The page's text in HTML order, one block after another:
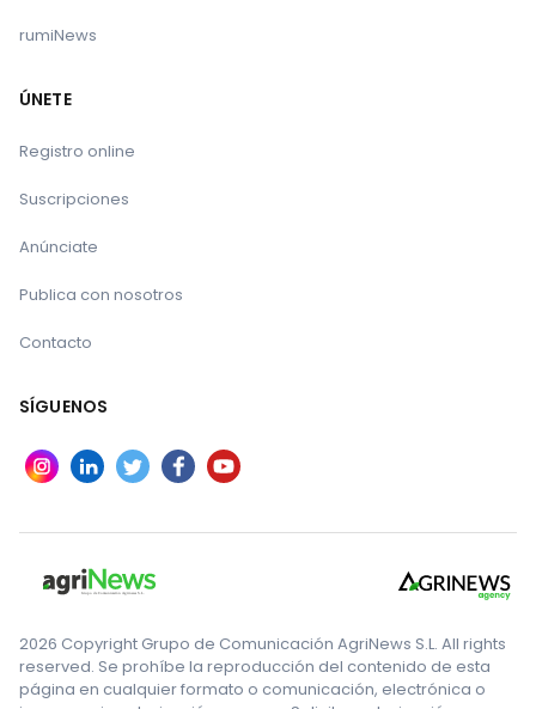
rumiNews
ÚNETE
Registro online
Suscripciones
Anúnciate
Publica con nosotros
Contacto
SÍGUENOS
2026 Copyright Grupo de Comunicación AgriNews S.L. All rights
reserved. Se prohíbe la reproducción del contenido de esta
página en cualquier formato o comunicación, electrónica o